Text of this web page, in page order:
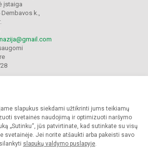
slapukus siekdami užtikrinti jums teikiamų
svetainės naudojimą ir optimizuoti naršymo
„Sutinku“, jūs patvirtinate, kad sutinkate su visų
svetainėje. Jei norite atšaukti arba pakeisti savo
slapukų valdymo puslapyje.
įstaiga
k.,
Dembavos progimnazija. Visos teisės saugomos.
progimnazijos sutikimo griežtai draudžiama.
paraiška Slapukų valdymas
atnaujinti